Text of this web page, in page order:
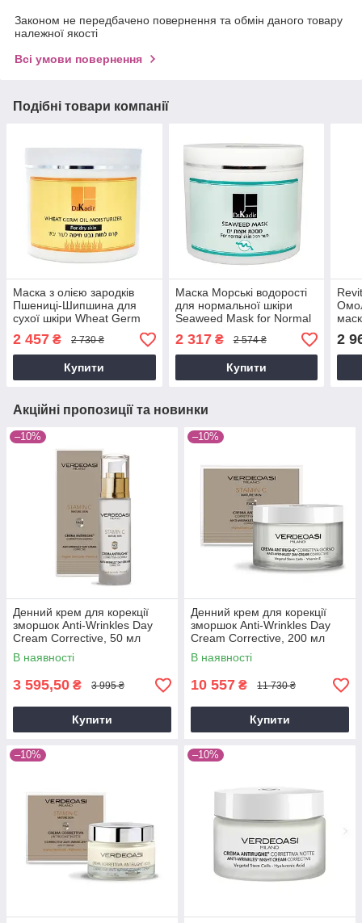
Законом не передбачено повернення та обмін даного товару
належної якості
Всі умови повернення
Подібні товари компанії
Маска з олією зародків
Пшениці-Шипшина для
сухої шкіри Wheat Germ
Oil and Rose Hip Mask for
Dry Skin, 250 мл
2 457 ₴ 2 730 ₴
Купити
Маска Морські водорості
для нормальної шкіри
Seaweed Mask for Normal
Skin, 250 мл
2 317₴ 2 574 ₴
Купити
2
Акційні пропозиції та новинки
–10%
Денний крем для корекції
зморшок Anti-Wrinkles Day
Cream Corrective, 50 мл
В наявності
3 595,50 ₴ 3 995 ₴
Купити
–10%
Денний крем для корекції
зморшок Anti-Wrinkles Day
Cream Corrective, 200 мл
В наявності
10 557 ₴ 11 730 ₴
Купити
–10% –10%